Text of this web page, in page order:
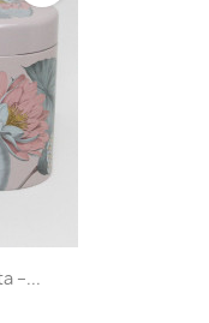
–...